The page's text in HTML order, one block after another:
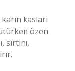
kasları
özen